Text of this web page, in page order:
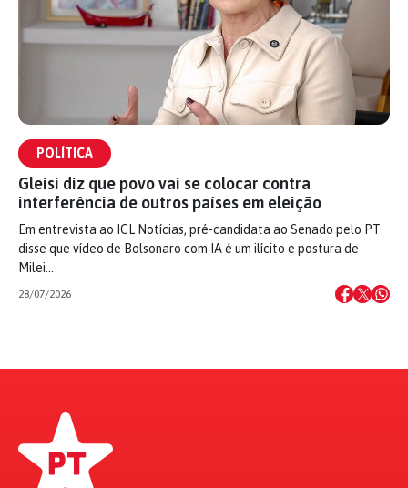
POLÍTICA
Gleisi diz que povo vai se colocar contra
interferência de outros países em eleição
Em entrevista ao ICL Notícias, pré-candidata ao Senado pelo PT
disse que vídeo de Bolsonaro com IA é um ilícito e postura de
Milei…
28/07/2026